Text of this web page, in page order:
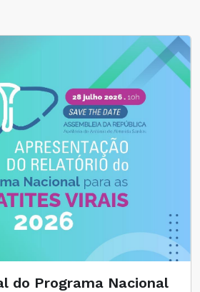
do Programa Nacional